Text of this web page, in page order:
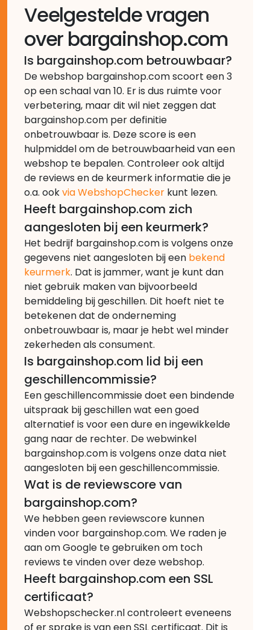
Veelgestelde vragen
over bargainshop.com
Is bargainshop.com betrouwbaar?
De webshop bargainshop.com scoort een 3
op een schaal van 10. Er is dus ruimte voor
verbetering, maar dit wil niet zeggen dat
bargainshop.com per definitie
onbetrouwbaar is. Deze score is een
hulpmiddel om de betrouwbaarheid van een
webshop te bepalen. Controleer ook altijd
de reviews en de keurmerk informatie die je
o.a. ookvia WebshopChecker kunt lezen.
Heeft bargainshop.com zich
aangesloten bij een keurmerk?
Het bedrijf bargainshop.com is volgens onze
gegevens niet aangesloten bij een bekend
keurmerk. Dat is jammer, want je kunt dan
niet gebruik maken van bijvoorbeeld
bemiddeling bij geschillen. Dit hoeft niet te
betekenen dat de onderneming
onbetrouwbaar is, maar je hebt wel minder
zekerheden als consument.
Is bargainshop.com lid bij een
geschillencommissie?
Een geschillencommissie doet een bindende
uitspraak bij geschillen wat een goed
alternatief is voor een dure en ingewikkelde
gang naar de rechter. De webwinkel
bargainshop.com is volgens onze data niet
aangesloten bij een geschillencommissie.
Wat is de reviewscore van
bargainshop.com?
We hebben geen reviewscore kunnen
vinden voor bargainshop.com. We raden je
aan om Google te gebruiken om toch
reviews te vinden over deze webshop.
Heeft bargainshop.com een SSL
certificaat?
Webshopschecker.nl controleert eveneens
of er sprake is van een SSL certificaat. Dit is